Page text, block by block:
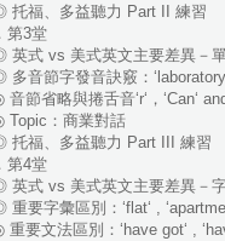
托福、多益聽力 Part II 練習
第3堂
英式 vs 美式英文主要差異－
多音節字發音訣竅：
音節省略與捲舌音‘r‘，‘Can‘ and
Topic：商業對話
托福、多益聽力 Part III 練習
第4堂
英式 vs 美式英文主要差異－
重要字彙區別：‘flat‘ ,
重要文法區別：‘have got‘ ,